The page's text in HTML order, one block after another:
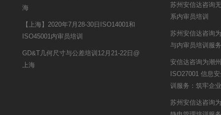
海
【上海】2020年7月28-30日ISO14001和
ISO45001内审员培训
GD&T几何尺寸与公差培训12月21-22日@
上海
苏州安信达咨询
系内审员培训
苏州安信达咨询
与内审员培训服务
安信达咨询为潮
ISO27001 信息
训服务：筑牢企
苏州安信达咨询